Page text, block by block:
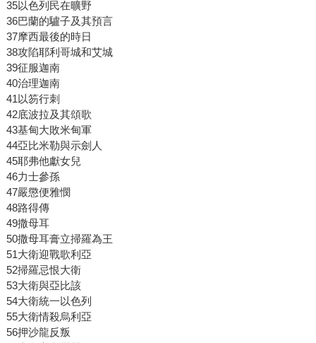
35以色列民在曠野
36巴蘭的驢子及其預言
37摩西最後的時日
38攻陷耶利哥城和艾城
39征服迦南
40治理迦南
41以笏行刺
42底波拉及其頌歌
43基甸大敗米甸軍
44亞比米勒與示劍人
45耶弗他獻女兒
46力士參孫
47嚴懲便雅憫
48路得傳
49撒母耳
50撒母耳膏立掃羅為王
51大衛迎戰歌利亞
52掃羅忌恨大衛
53大衛與亞比該
54大衛統一以色列
55大衛情殺烏利亞
56押沙龍反叛